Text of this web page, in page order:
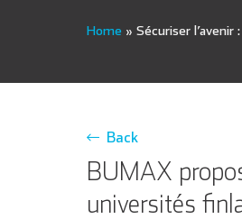
Home » Sécuriser l’avenir
Back
BUMAX
universités